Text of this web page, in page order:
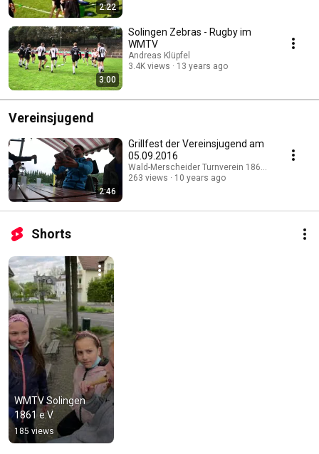
2:22
3:00
Solingen Zebras - Rugby im
WMTV
Andreas Klüpfel
3.4K views
13 years ago
Vereinsjugend
2:46
Grillfest der Vereinsjugend am
05.09.2016
Wald-Merscheider Turnverein 1861 e.V.
263 views
10 years ago
Shorts
WMTV Solingen
1861 e.V.
185 views